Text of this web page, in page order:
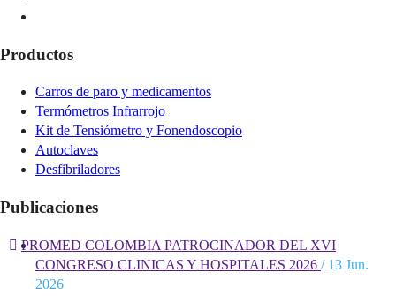
Productos
Carros de paro y medicamentos
Termómetros Infrarrojo
Kit de Tensiómetro y Fonendoscopio
Autoclaves
Desfibriladores
Publicaciones
PROMED COLOMBIA PATROCINADOR DEL XVI
CONGRESO CLINICAS Y HOSPITALES 2026 / 13 Jun.
2026